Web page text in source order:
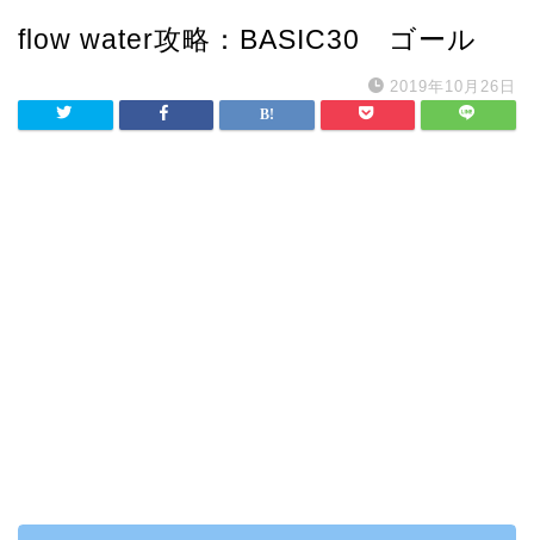
flow water攻略：BASIC30 ゴール
2019年10月26日